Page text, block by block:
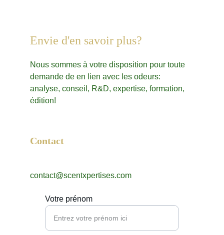
Envie d'en savoir plus?
Nous sommes à votre disposition pour toute
demande de en lien avec les odeurs:
analyse, conseil, R&D, expertise, formation,
édition!
Contact
contact@scentxpertises.com
Votre prénom